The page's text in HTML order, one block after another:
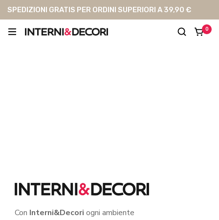
SPEDIZIONI GRATIS PER ORDINI SUPERIORI A 39,90 €
0
Cassa
Con Interni&Decori ogni ambiente